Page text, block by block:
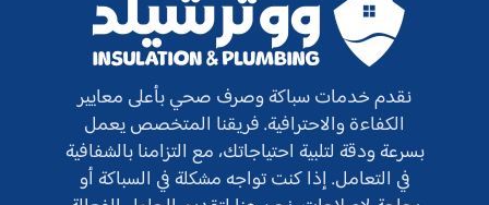
نقدم خدمات سباكة وصرف صحي بأعلى معايير
الكفاءة والاحترافية. فريقنا المتخصص يعمل
بسرعة ودقة لتلبية احتياجاتك، مع التزامنا بالشفافية
في التعامل. إذا كنت تواجه مشكلة في السباكة أو